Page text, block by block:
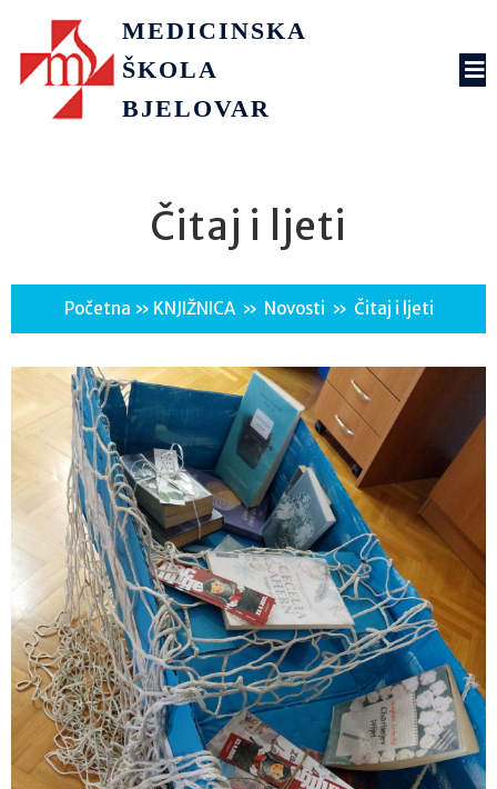
MEDICINSKA
ŠKOLA
BJELOVAR
Čitaj i ljeti
Početna » KNJIŽNICA » Novosti » Čitaj i ljeti